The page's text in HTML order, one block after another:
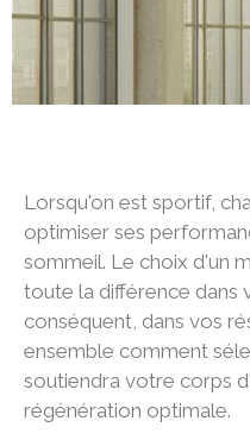
Lorsqu'on est sportif,
optimiser ses
sommeil. Le choix d'un
toute la différence dans
conséquent, dans vos
ensemble comment
soutiendra votre corps
régénération optimale.